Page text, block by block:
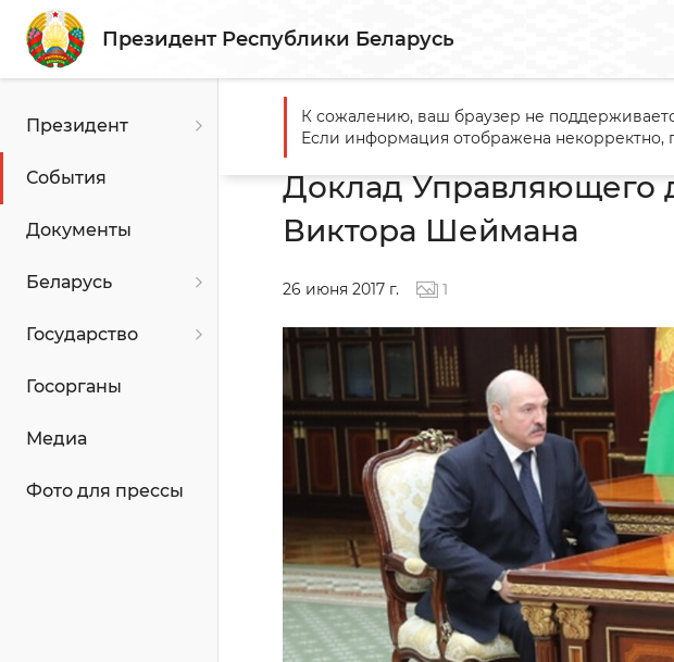
Президент Республики Беларусь
Президент
События
Документы
Беларусь
Государство
Госорганы
Медиа
Фото для прессы
Главная События Доклад Управляющего
Доклад Управляющего
Виктора Шеймана
26 июня 2017 г. 1
К сожалению, ваш браузер не
Если информация отображена некорректно,